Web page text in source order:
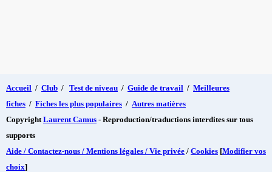
Accueil / Club / Test de niveau / Guide de travail / Meilleures
fiches / Fiches les plus populaires / Autres matières
Copyright Laurent Camus - Reproduction/traductions interdites sur tous
supports
Aide / Contactez-nous / Mentions légales / Vie privée / Cookies [Modifier vos
choix]